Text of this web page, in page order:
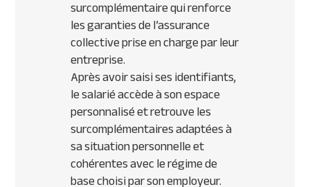
surcomplémentaire qui renforce
les garanties de l’assurance
collective prise en charge par leur
entreprise.
Après avoir saisi ses identifiants,
le salarié accède à son espace
personnalisé et retrouve les
surcomplémentaires adaptées à
sa situation personnelle et
cohérentes avec le régime de
base choisi par son employeur.